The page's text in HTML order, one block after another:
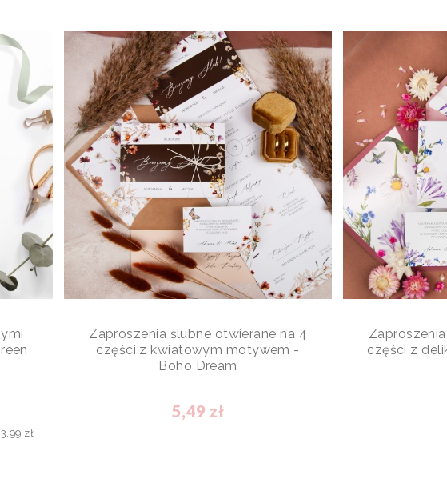
3,99 zł
Zaproszenia ślubne otwierane na 4
części z kwiatowym motywem -
Boho Dream
5,49 zł
części z